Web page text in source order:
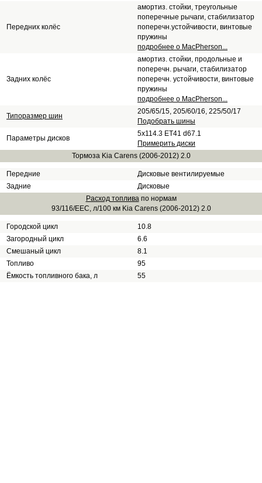
Передних колёс
амортиз. стойки, треугольные
поперечные рычаги, стабилизатор
поперечн.устойчивости, винтовые
пружины
подробнее о MacPherson...
Задних колёс
амортиз. стойки, продольные и
поперечн. рычаги, стабилизатор
поперечн. устойчивости, винтовые
пружины
подробнее о MacPherson...
Типоразмер шин
205/65/15, 205/60/16, 225/50/17
Подобрать шины
Параметры дисков
5x114.3 ET41 d67.1
Примерить диски
Тормоза Kia Carens (2006-2012) 2.0
Передние
Дисковые вентилируемые
Задние
Дисковые
Расход топливапо нормам
93/116/EEC, л/100 км Kia Carens (2006-2012) 2.0
Городской цикл
10.8
Загородный цикл
6.6
Смешаный цикл
8.1
Топливо
95
Ёмкость топливного бака, л
55